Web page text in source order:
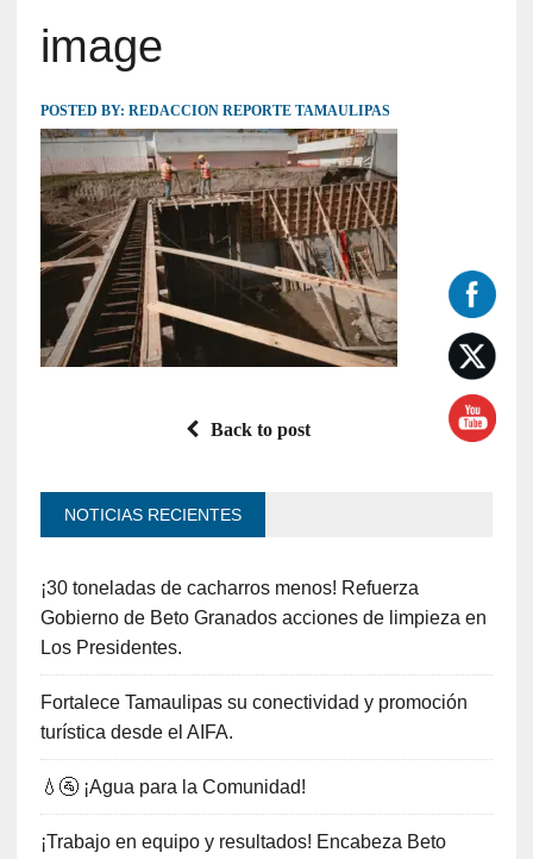
image
POSTED BY: REDACCION REPORTE TAMAULIPAS
Back to post
NOTICIAS RECIENTES
¡30 toneladas de cacharros menos! Refuerza
Gobierno de Beto Granados acciones de limpieza en
Los Presidentes.
Fortalece Tamaulipas su conectividad y promoción
turística desde el AIFA.
💧🚰 ¡Agua para la Comunidad!
¡Trabajo en equipo y resultados! Encabeza Beto